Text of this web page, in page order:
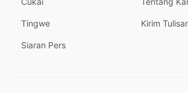
Tingwe
Siaran Pers
Kirim